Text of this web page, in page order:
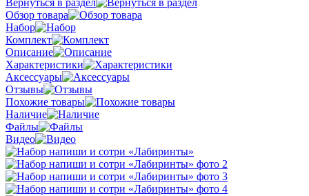
Обзор товара
Набор
Комплект
Описание
Характеристики
Аксессуары
Отзывы
Похожие товары
Наличие
Файлы
Видео